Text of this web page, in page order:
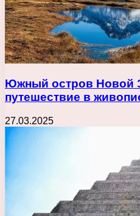
Южный остров Новой
путешествие в
27.03.2025